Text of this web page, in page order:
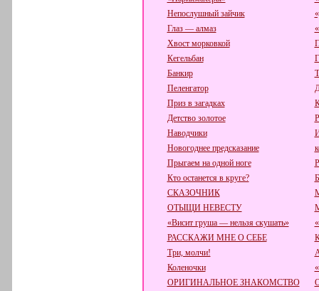
Непослушный зайчик
Глаз — алмаз
Хвост морковкой
Кегельбан
Банкир
Пеленгатор
Приз в загадках
Детство золотое
Наводчики
Новогоднее предсказание
Прыгаем на одной ноге
Кто останется в круге?
СКАЗОЧНИК
ОТЫЩИ НЕВЕСТУ
«Висит груша — нельзя скушать»
РАССКАЖИ МНЕ О СЕБЕ
Три, молчи!
Коленочки
ОРИГИНАЛЬНОЕ ЗНАКОМСТВО